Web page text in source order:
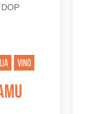
VINO